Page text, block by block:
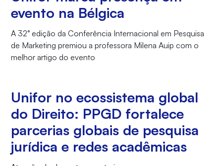
evento na Bélgica
A 32° edição da Conferência Internacional em Pesquisa
de Marketing premiou a professora Milena Auip com o
melhor artigo do evento
Unifor no ecossistema global
do Direito: PPGD fortalece
parcerias globais de pesquisa
jurídica e redes acadêmicas